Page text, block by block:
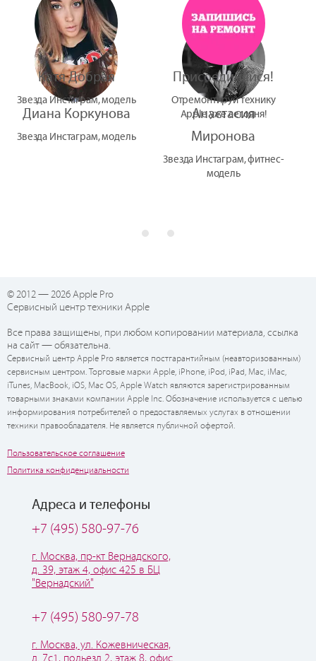
Диана Коркунова
Звезда Инстаграм, модель
Анастасия
Миронова
Звезда Инстаграм, фитнес-
модель
Катя Добрая
Звезда Инстаграм, модель
Присоединяйся!
Отремонтируй технику
Apple уже сегодня!
© 2012 — 2026 Apple Pro
Сервисный центр техники Apple
Все права защищены, при любом копировании материала, ссылка
на сайт — обязательна.
Сервисный центр Apple Pro является постгарантийным (неавторизованным)
сервисным центром. Торговые марки Apple, iPhone, iPod, iPad, Mac, iMac,
iTunes, MacBook, iOS, Mac OS, Apple Watch являются зарегистрированным
товарными знаками компании Apple Inc. Обозначение используется с целью
информирования потребителей о предоставляемых услугах в отношении
техники правообладателя. Не является публичной офертой.
Пользовательское соглашение
Политика конфиденциальности
Адреса и телефоны
+7 (495) 580-97-76
г. Москва, пр-кт Вернадского,
д. 39, этаж 4, офис 425 в БЦ
"Вернадский"
+7 (495) 580-97-78
г. Москва, ул. Кожевническая,
д. 7с1, подьезд 2, этаж 8, офис